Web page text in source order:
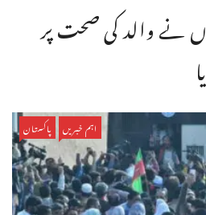
نے والد کی صحت پر
اہم خبریں پاکستان